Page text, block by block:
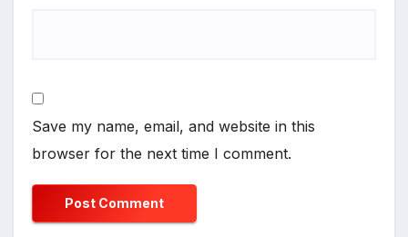
Save my name, email, and website in this
browser for the next time I comment.